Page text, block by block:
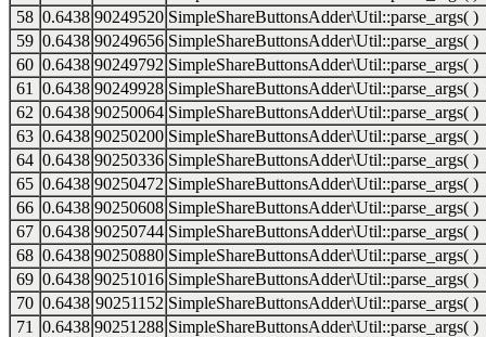
58 0.6438 90249520 SimpleShareButtonsAdder\Util::parse_args( )
59 0.6438 90249656 SimpleShareButtonsAdder\Util::parse_args( )
60 0.6438 90249792 SimpleShareButtonsAdder\Util::parse_args( )
61
0.6438 90249928 SimpleShareButtonsAdder\Util::parse_args( )
62 0.6438 90250064 SimpleShareButtonsAdder\Util::parse_args( )
63 0.6438 90250200 SimpleShareButtonsAdder\Util::parse_args( )
64 0.6438 90250336 SimpleShareButtonsAdder\Util::parse_args( )
65 0.6438 90250472 SimpleShareButtonsAdder\Util::parse_args( )
66 0.6438 90250608 SimpleShareButtonsAdder\Util::parse_args( )
67 0.6438 90250744 SimpleShareButtonsAdder\Util::parse_args( )
68 0.6438 90250880 SimpleShareButtonsAdder\Util::parse_args( )
69 0.6438 90251016 SimpleShareButtonsAdder\Util::parse_args( )
70 0.6438 90251152 SimpleShareButtonsAdder\Util::parse_args( )
71
0.6438 90251288 SimpleShareButtonsAdder\Util::parse_args( )